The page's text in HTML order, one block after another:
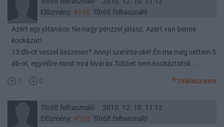
Előzmény: #160 Törölt felhasználó
Azért egy jótanács: Ne nagy pénzzel játssz. Azért van benne
kockázat!
13 db-ot veszel összesen? Annyi szerinte oké! Én ma még vettem 5
db-ot, egyelőre most mrá kivárás.Többet nem kockáztatok...
1 0 Válasz erre
Törölt felhasználó
2010. 12. 10. 11:12
Előzmény: #163 Törölt felhasználó